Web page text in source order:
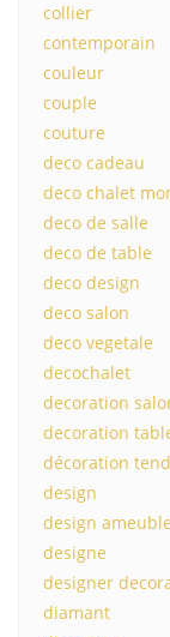
collier
contemporain
couleur
couple
couture
deco cadeau
deco chalet
deco de salle
deco de table
deco design
deco salon
deco vegetale
decochalet
decoration
decoration
décoration
design
design
designe
designer
diamant